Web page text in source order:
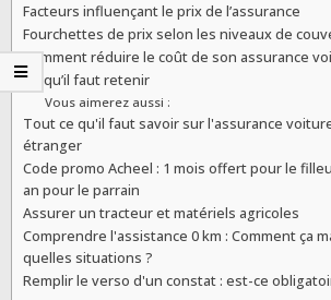
Facteurs influençant le prix de l’assurance
Fourchettes de prix selon les niveaux de
Comment réduire le coût de son assurance
Ce qu’il faut retenir
Vous aimerez aussi :
Tout ce qu'il faut savoir sur l'assurance
étranger
Code promo Acheel : 1 mois offert pour le
an pour le parrain
Assurer un tracteur et matériels agricoles
Comprendre l'assistance 0 km : Comment ça
quelles situations ?
Remplir le verso d'un constat : est-ce